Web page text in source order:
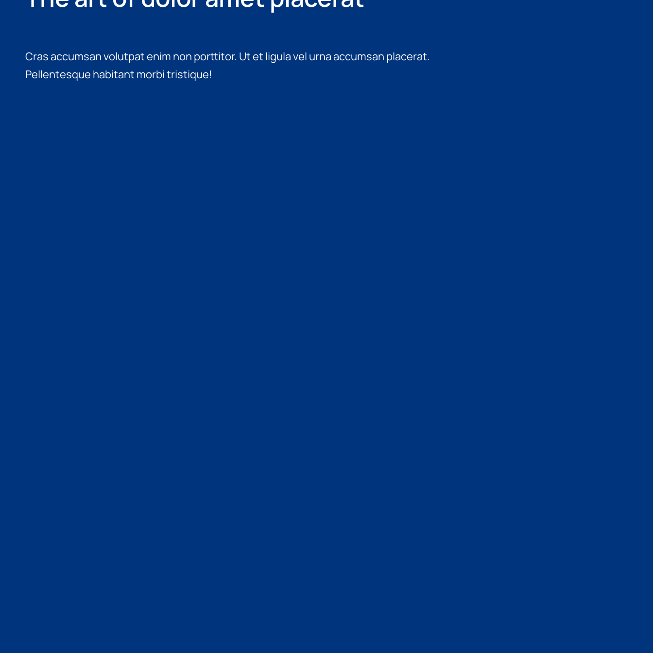
Cras accumsan volutpat enim non porttitor. Ut et ligula vel urna accumsan placerat.
Pellentesque habitant morbi tristique!